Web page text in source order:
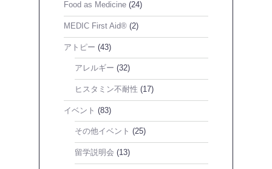
Food as Medicine (24)
MEDIC First Aid® (2)
アトピー (43)
アレルギー (32)
ヒスタミン不耐性 (17)
イベント (83)
その他イベント (25)
留学説明会 (13)